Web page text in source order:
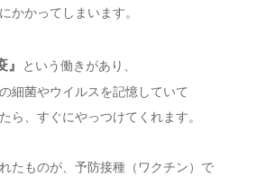
かかってしまいます。
』
という働きがあり、
細菌やウイルスを記憶していて
ら、すぐにやっつけてくれます。
たものが、予防接種（ワクチン）で